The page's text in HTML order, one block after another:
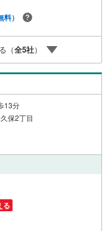
帯3.注文住宅「白馬の
ービス目視検査やリフォ
ービス5.お引渡し後も
お引渡し後のお悩みもし
料）
（全5社）
13分
保2丁目
る